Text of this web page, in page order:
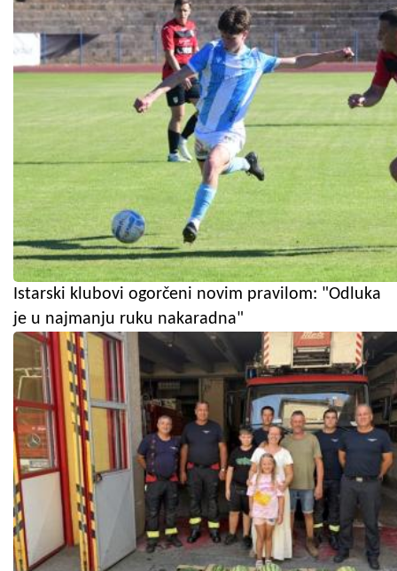
Istarski klubovi ogorčeni novim pravilom: "Odluka
je u najmanju ruku nakaradna"